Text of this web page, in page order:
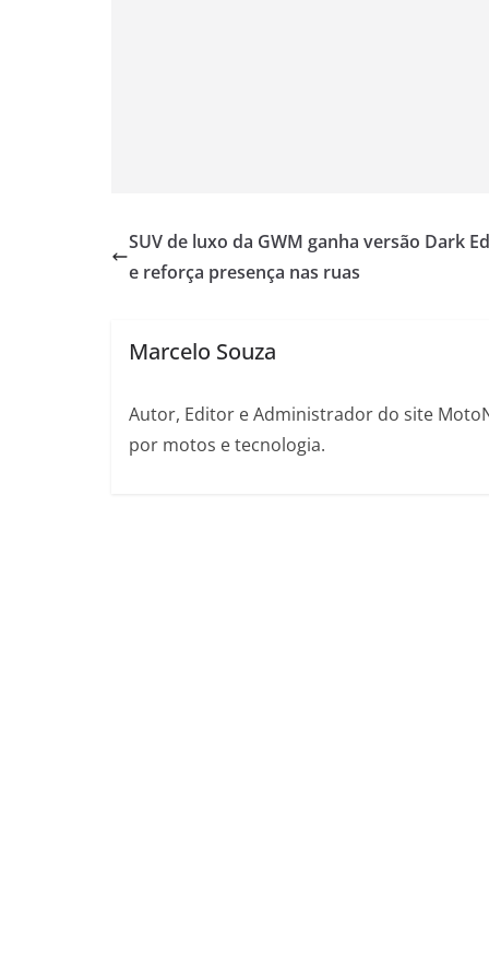
SUV de luxo da GWM ganha versão Dark
e reforça presença nas ruas
Marcelo Souza
Autor, Editor e Administrador do site
por motos e tecnologia.